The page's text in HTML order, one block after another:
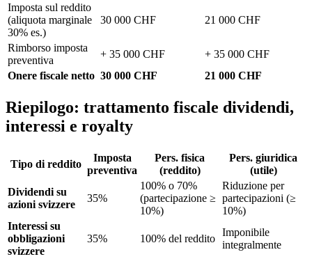
Imposta sul reddito
(aliquota marginale
30% es.)
30 000 CHF 21 000 CHF
Rimborso imposta
preventiva
+ 35 000 CHF
+ 35 000 CHF
Onere fiscale netto 30 000 CHF 21 000 CHF
Riepilogo: trattamento fiscale dividendi,
interessi e royalty
Tipo di reddito
Imposta
preventiva
Pers. fisica
(reddito)
Pers. giuridica
(utile)
Dividendi su
azioni svizzere
35%
100% o 70%
(partecipazione ≥
10%)
Riduzione per
partecipazioni (≥
10%)
Interessi su
obbligazioni
svizzere
35% 100% del reddito
Imponibile
integralmente